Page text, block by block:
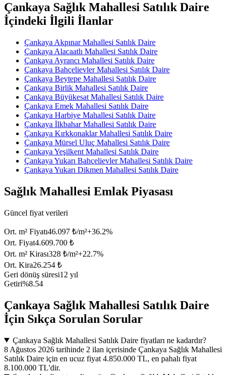
Çankaya Sağlık Mahallesi Satılık Daire
İçindeki İlgili İlanlar
Çankaya Akpınar Mahallesi Satılık Daire
Çankaya Alacaatlı Mahallesi Satılık Daire
Çankaya Ayrancı Mahallesi Satılık Daire
Çankaya Bahçelievler Mahallesi Satılık Daire
Çankaya Beytepe Mahallesi Satılık Daire
Çankaya Birlik Mahallesi Satılık Daire
Çankaya Büyükesat Mahallesi Satılık Daire
Çankaya Emek Mahallesi Satılık Daire
Çankaya Harbiye Mahallesi Satılık Daire
Çankaya İlkbahar Mahallesi Satılık Daire
Çankaya Kırkkonaklar Mahallesi Satılık Daire
Çankaya Mürsel Uluç Mahallesi Satılık Daire
Çankaya Yeşilkent Mahallesi Satılık Daire
Çankaya Yukarı Bahçelievler Mahallesi Satılık Daire
Çankaya Yukarı Dikmen Mahallesi Satılık Daire
Sağlık Mahallesi Emlak Piyasası
Güncel fiyat verileri
Ort. m² Fiyatı46.097 ₺/m²+36.2%
Ort. Fiyat4.609.700 ₺
Ort. m² Kirası328 ₺/m²+22.7%
Ort. Kira26.254 ₺
Geri dönüş süresi12 yıl
Getiri%8.54
Çankaya Sağlık Mahallesi Satılık Daire
İçin Sıkça Sorulan Sorular
Çankaya Sağlık Mahallesi Satılık Daire fiyatları ne kadardır?
8 Ağustos 2026 tarihinde 2 ilan içerisinde Çankaya Sağlık Mahallesi
Satılık Daire için en ucuz fiyat 4.850.000 TL, en pahalı fiyat
8.100.000 TL'dir.